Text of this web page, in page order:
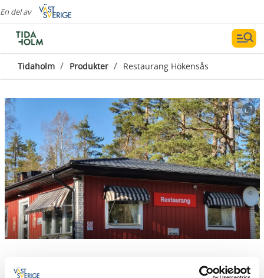
En del av
Tidaholm / Produkter / Restaurang Hökensås
Restaurang Hökensås